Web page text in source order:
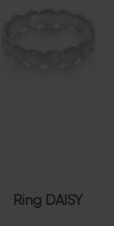
Ring DAISY